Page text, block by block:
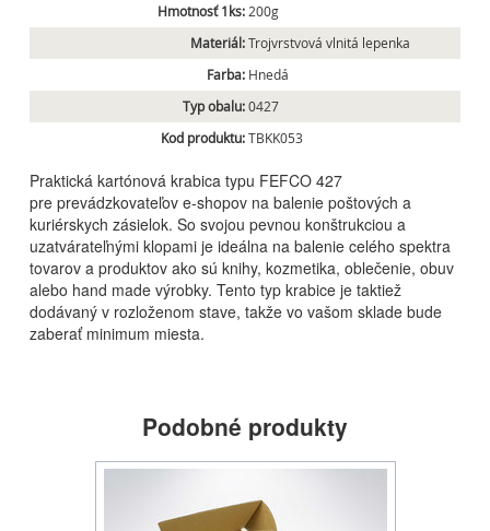
Hmotnosť 1ks: 200g
Materiál:Trojvrstvová vlnitá lepenka
Farba: Hnedá
Typ obalu:0427
Kod produktu:TBKK053
Praktická kartónová krabica typu FEFCO 427
pre prevádzkovateľov e-shopov na balenie poštových a
kuriérskych zásielok. So svojou pevnou konštrukciou a
uzatvárateľnými klopami je ideálna na balenie celého spektra
tovarov a produktov ako sú knihy, kozmetika, oblečenie, obuv
alebo hand made výrobky. Tento typ krabice je taktiež
dodávaný v rozloženom stave, takže vo vašom sklade bude
zaberať minimum miesta.
Podobné produkty